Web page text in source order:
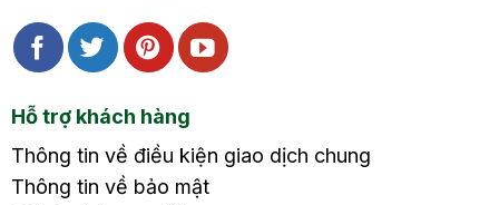
Hỗ trợ khách hàng
Thông tin về điều kiện giao dịch chung
Thông tin về bảo mật